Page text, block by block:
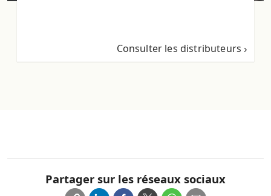
Consulter les distributeurs
Partager sur les réseaux sociaux